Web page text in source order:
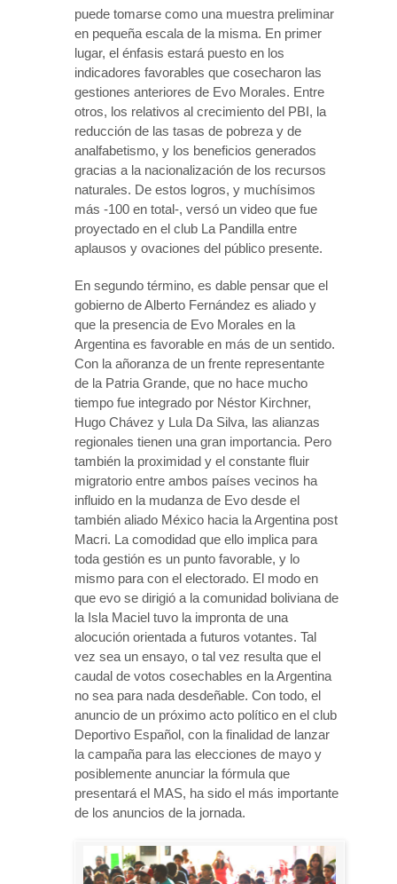
puede tomarse como una muestra preliminar
en pequeña escala de la misma. En primer
lugar, el énfasis estará puesto en los
indicadores favorables que cosecharon las
gestiones anteriores de Evo Morales. Entre
otros, los relativos al crecimiento del PBI, la
reducción de las tasas de pobreza y de
analfabetismo, y los beneficios generados
gracias a la nacionalización de los recursos
naturales. De estos logros, y muchísimos
más -100 en total-, versó un video que fue
proyectado en el club La Pandilla entre
aplausos y ovaciones del público presente.
En segundo término, es dable pensar que el
gobierno de Alberto Fernández es aliado y
que la presencia de Evo Morales en la
Argentina es favorable en más de un sentido.
Con la añoranza de un frente representante
de la Patria Grande, que no hace mucho
tiempo fue integrado por Néstor Kirchner,
Hugo Chávez y Lula Da Silva, las alianzas
regionales tienen una gran importancia. Pero
también la proximidad y el constante fluir
migratorio entre ambos países vecinos ha
influido en la mudanza de Evo desde el
también aliado México hacia la Argentina post
Macri. La comodidad que ello implica para
toda gestión es un punto favorable, y lo
mismo para con el electorado. El modo en
que evo se dirigió a la comunidad boliviana de
la Isla Maciel tuvo la impronta de una
alocución orientada a futuros votantes. Tal
vez sea un ensayo, o tal vez resulta que el
caudal de votos cosechables en la Argentina
no sea para nada desdeñable. Con todo, el
anuncio de un próximo acto político en el club
Deportivo Español, con la finalidad de lanzar
la campaña para las elecciones de mayo y
posiblemente anunciar la fórmula que
presentará el MAS, ha sido el más importante
de los anuncios de la jornada.